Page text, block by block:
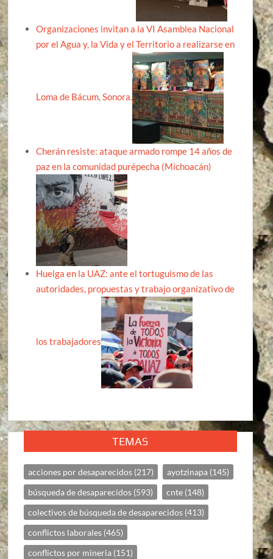
Organizaciones invitan a la VI Asamblea Nacional
por el Agua y, la Vida y el Territorio a realizarse en
Loma de Bácum, Sonora.
Cherán resiste: ataque armado rompe 14 años de
paz en la comunidad purépecha (Michoacán)
Huelga en la UAZ: ante el tortuguismo de las
autoridades, propuestas y trabajo organizativo de
los trabajadores
TEMAS
acciones por desaparecidos (217) ayotzinapa (145)
búsqueda de desaparecidos (593) cnte (148)
colectivos de búsqueda de desaparecidos (413)
conflictos laborales (465)
conflictos por mineria (151)